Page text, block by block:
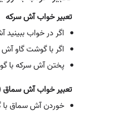
تعبیر خواب آش سرکه
اگر در خواب
اگر با گوشت گاو آش
پختن آش سرکه با
تعبیر خواب آش سماق
خوردن آش سماق با